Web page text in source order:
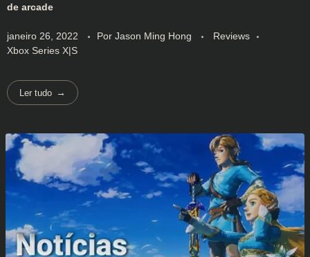
de arcade
janeiro 26, 2022 Por Jason Ming Hong
Reviews
Xbox Series X|S
Ler tudo